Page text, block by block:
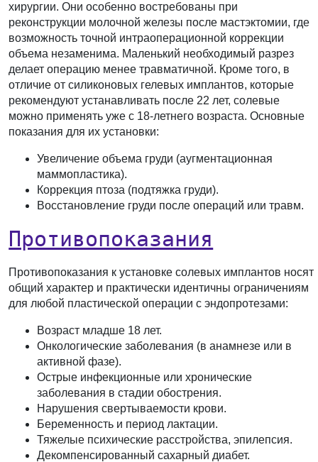
хирургии. Они особенно востребованы при
реконструкции молочной железы после мастэктомии, где
возможность точной интраоперационной коррекции
объема незаменима. Маленький необходимый разрез
делает операцию менее травматичной. Кроме того, в
отличие от силиконовых гелевых имплантов, которые
рекомендуют устанавливать после 22 лет, солевые
можно применять уже с 18-летнего возраста. Основные
показания для их установки:
Увеличение объема груди (аугментационная
маммопластика).
Коррекция птоза (подтяжка груди).
Восстановление груди после операций или травм.
Противопоказания
Противопоказания к установке солевых имплантов носят
общий характер и практически идентичны ограничениям
для любой пластической операции с эндопротезами:
Возраст младше 18 лет.
Онкологические заболевания (в анамнезе или в
активной фазе).
Острые инфекционные или хронические
заболевания в стадии обострения.
Нарушения свертываемости крови.
Беременность и период лактации.
Тяжелые психические расстройства, эпилепсия.
Декомпенсированный сахарный диабет.